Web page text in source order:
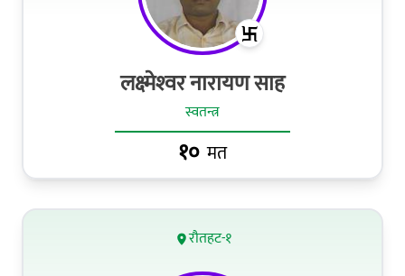
लक्ष्‍मेश्‍वर नारायण साह
स्वतन्त्र
१० मत
रौतहट-१